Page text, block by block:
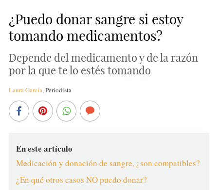
¿Puedo donar sangre si estoy
tomando medicamentos?
Depende del medicamento y de la razón
por la que te lo estés tomando
Laura García,Periodista
En este artículo
Medicación y donación de sangre, ¿son compatibles?
¿En qué otros casos NO puedo donar?